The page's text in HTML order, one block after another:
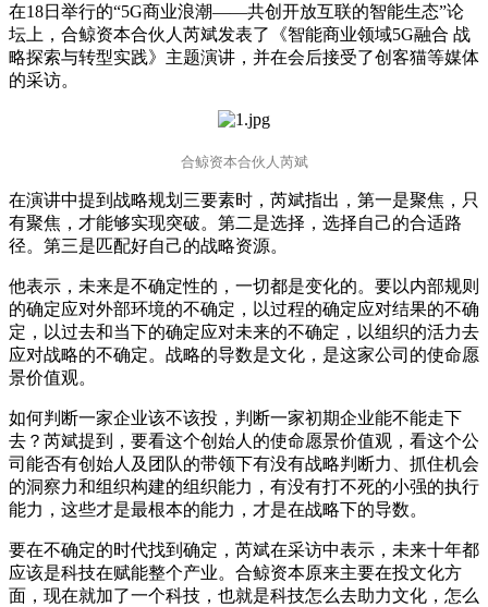
在18日举行的“5G商业浪潮——共创开放互联的智能生态”论
坛上，合鲸资本合伙人芮斌发表了《智能商业领域5G融合 战
略探索与转型实践》主题演讲，并在会后接受了创客猫等媒体
的采访。
合鲸资本合伙人芮斌
在演讲中提到战略规划三要素时，芮斌指出，第一是聚焦，只
有聚焦，才能够实现突破。第二是选择，选择自己的合适路
径。第三是匹配好自己的战略资源。
他表示，未来是不确定性的，一切都是变化的。要以内部规则
的确定应对外部环境的不确定，以过程的确定应对结果的不确
定，以过去和当下的确定应对未来的不确定，以组织的活力去
应对战略的不确定。战略的导数是文化，是这家公司的使命愿
景价值观。
如何判断一家企业该不该投，判断一家初期企业能不能走下
去？芮斌提到，要看这个创始人的使命愿景价值观，看这个公
司能否有创始人及团队的带领下有没有战略判断力、抓住机会
的洞察力和组织构建的组织能力，有没有打不死的小强的执行
能力，这些才是最根本的能力，才是在战略下的导数。
要在不确定的时代找到确定，芮斌在采访中表示，未来十年都
应该是科技在赋能整个产业。合鲸资本原来主要在投文化方
面，现在就加了一个科技，也就是科技怎么去助力文化，怎么